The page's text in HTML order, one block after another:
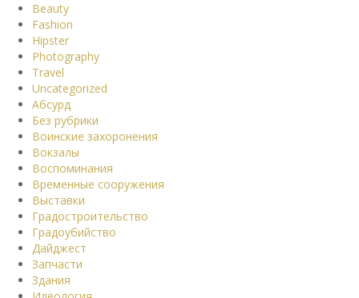
Beauty
Fashion
Hipster
Photography
Travel
Uncategorized
Абсурд
Без рубрики
Воинские захоронения
Вокзалы
Воспоминания
Временные сооружения
Выставки
Градостроительство
Градоубийство
Дайджест
Запчасти
Здания